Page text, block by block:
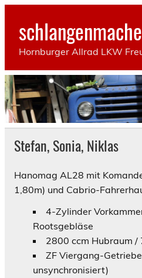
Skip
Hornburger Allrad LKW
Stefan, Sonia, Niklas
Hanomag AL28 mit
1,80m) und Cabrio-
4-Zylinder
Rootsgebläse
2800 ccm Hubraum /
ZF Viergang-
unsynchronisiert)